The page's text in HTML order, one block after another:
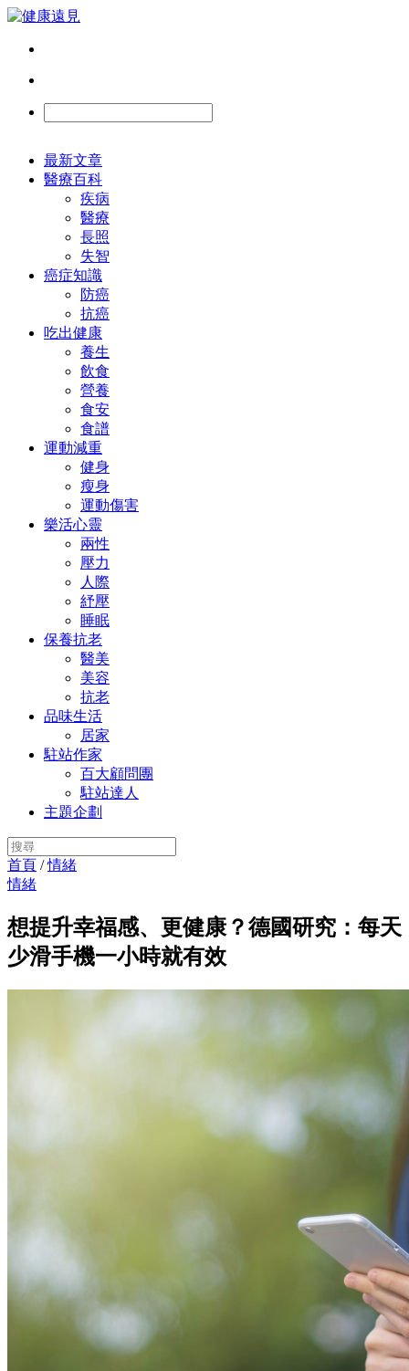
最新文章
醫療百科
疾病
醫療
長照
失智
癌症知識
防癌
抗癌
吃出健康
養生
飲食
營養
食安
食譜
運動減重
健身
瘦身
運動傷害
樂活心靈
兩性
壓力
人際
紓壓
睡眠
保養抗老
醫美
美容
抗老
品味生活
居家
駐站作家
百大顧問團
駐站達人
主題企劃
首頁 /情緒
情緒
想提升幸福感、更健康？德國研究：每天
少滑手機一小時就有效